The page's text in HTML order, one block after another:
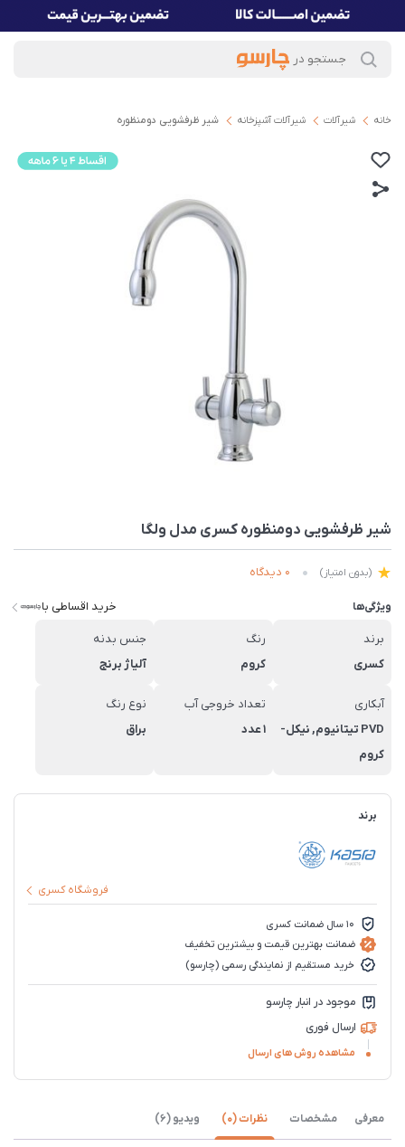
خانه شیرآلات شیرآلات آشپزخانه شیر ظرفشویی دومنظوره
شیر ظرفشویی دومنظوره کسری مدل ولگا
(بدون امتیاز) 0 دیدگاه
ویژگی‌ها خرید اقساطی با
برند
کسری
رنگ
کروم
جنس بدنه
آلیاژ برنج
آبکاری
PVD تیتانیوم, نیکل-
کروم
تعداد خروجی آب
1 عدد
نوع رنگ
براق
برند
فروشگاه کسری
10 سال ضمانت کسری
ضمانت بهترین قیمت و بیشترین تخفیف
خرید مستقیم از نمایندگی رسمی (چارسو)
موجود در انبار چارسو
ارسال فوری
مشاهده روش های ارسال
معرفی مشخصات نظرات (0) ویدیو (6)